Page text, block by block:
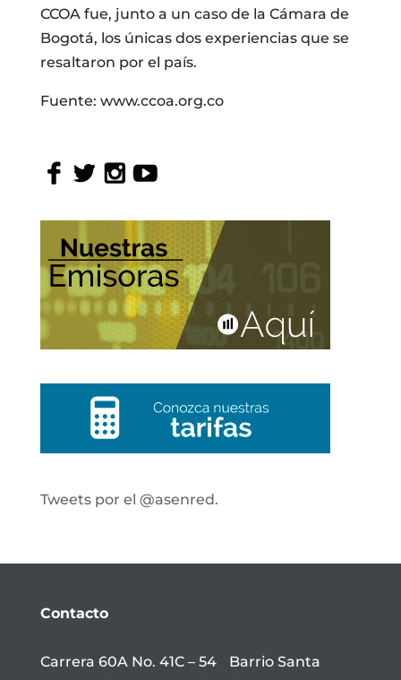
CCOA fue, junto a un caso de la Cámara de
Bogotá, los únicas dos experiencias que se
resaltaron por el país.
Fuente: www.ccoa.org.co
Tweets por el @asenred.
Contacto
Carrera 60A No. 41C – 54 Barrio Santa